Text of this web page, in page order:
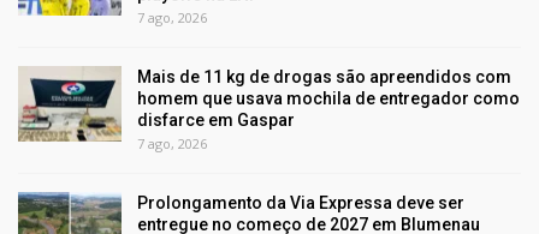
7 ago, 2026
Mais de 11 kg de drogas são apreendidos com
homem que usava mochila de entregador como
disfarce em Gaspar
7 ago, 2026
Prolongamento da Via Expressa deve ser
entregue no começo de 2027 em Blumenau